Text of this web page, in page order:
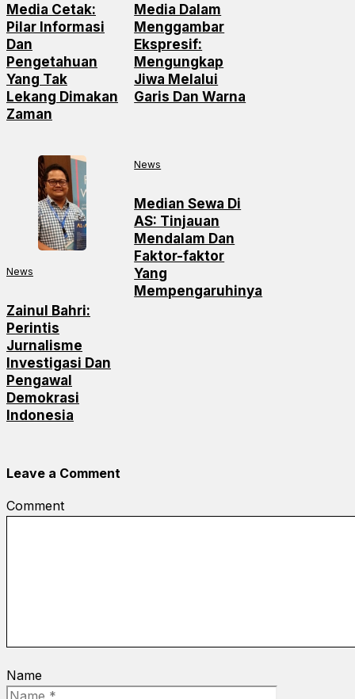
Media Cetak:
Pilar Informasi
Dan
Pengetahuan
Yang Tak
Lekang Dimakan
Zaman
Media Dalam
Menggambar
Ekspresif:
Mengungkap
Jiwa Melalui
Garis Dan Warna
News
Zainul Bahri:
Perintis
Jurnalisme
Investigasi Dan
Pengawal
Demokrasi
Indonesia
News
Median Sewa Di
AS: Tinjauan
Mendalam Dan
Faktor-faktor
Yang
Mempengaruhinya
Leave a Comment
Comment
Name